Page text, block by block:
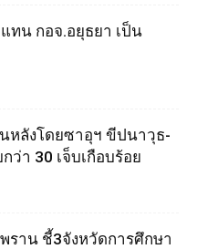
ทน กอจ.อยุธยา เป็น
หลังโดยซาอุฯ ขีปนาวุธ-
ว่า 30 เจ็บเกือบร้อย
ราน ชี้3จังหวัดการศึกษา